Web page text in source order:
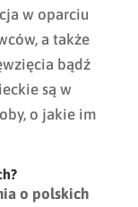
w oparciu
a także
bądź
są w
o jakie im
o polskich